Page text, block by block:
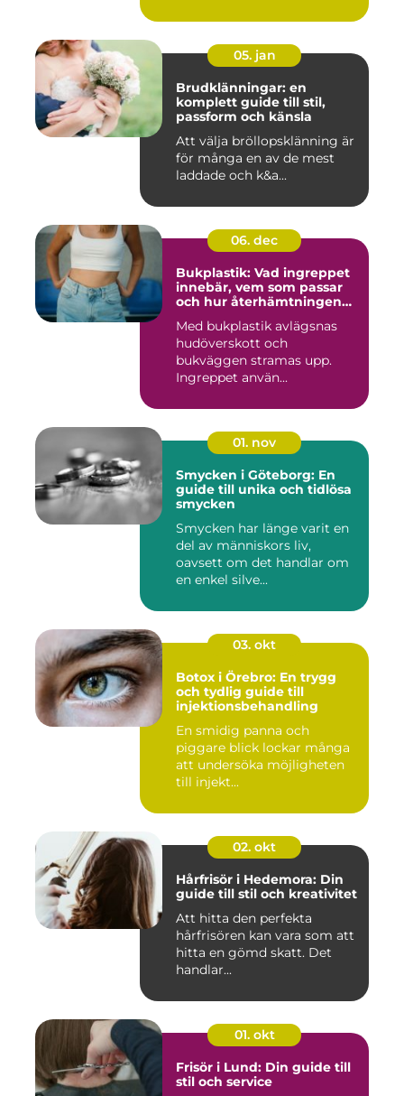
05. jan
Brudklänningar: en
komplett guide till stil,
passform och känsla
Att välja bröllopsklänning är
för många en av de mest
laddade och k&a...
06. dec
Bukplastik: Vad ingreppet
innebär, vem som passar
och hur återhämtningen
Med bukplastik avlägsnas
hudöverskott och
bukväggen stramas upp.
Ingreppet använ...
01. nov
Smycken i Göteborg: En
guide till unika och tidlösa
smycken
Smycken har länge varit en
del av människors liv,
oavsett om det handlar om
en enkel silve...
03. okt
Botox i Örebro: En trygg
och tydlig guide till
injektionsbehandling
En smidig panna och
piggare blick lockar många
att undersöka möjligheten
till injekt...
02. okt
Hårfrisör i Hedemora: Din
guide till stil och kreativitet
Att hitta den perfekta
hårfrisören kan vara som att
hitta en gömd skatt. Det
handlar...
01. okt
Frisör i Lund: Din guide till
stil och service